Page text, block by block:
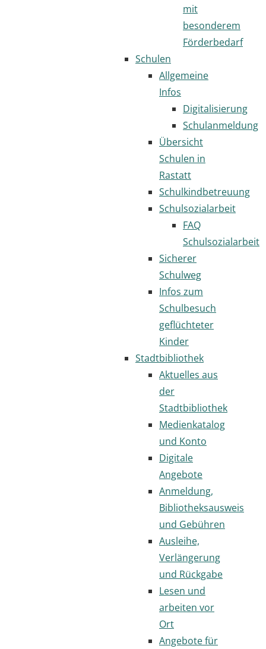
mit
besonderem
Förderbedarf
Schulen
Allgemeine
Infos
Digitalisierung
Schulanmeldung
Übersicht
Schulen in
Rastatt
Schulkindbetreuung
Schulsozialarbeit
FAQ
Schulsozialarbeit
Sicherer
Schulweg
Infos zum
Schulbesuch
geflüchteter
Kinder
Stadtbibliothek
Aktuelles aus
der
Stadtbibliothek
Medienkatalog
und Konto
Digitale
Angebote
Anmeldung,
Bibliotheksausweis
und Gebühren
Ausleihe,
Verlängerung
und Rückgabe
Lesen und
arbeiten vor
Ort
Angebote für